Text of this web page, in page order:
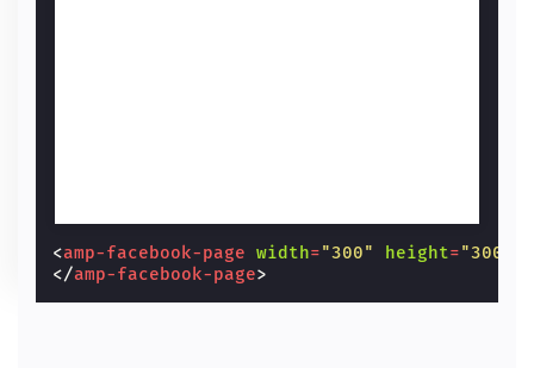
<amp-facebook-page width="300" height="300"
</amp-facebook-page>